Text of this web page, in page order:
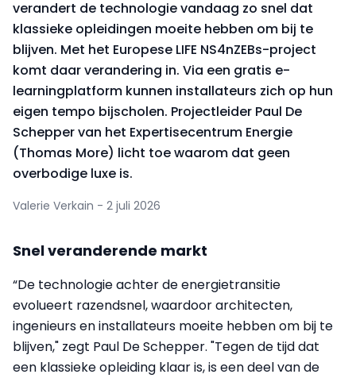
verandert de technologie vandaag zo snel dat
klassieke opleidingen moeite hebben om bij te
blijven. Met het Europese LIFE NS4nZEBs-project
komt daar verandering in. Via een gratis e-
learningplatform kunnen installateurs zich op hun
eigen tempo bijscholen. Projectleider Paul De
Schepper van het Expertisecentrum Energie
(Thomas More) licht toe waarom dat geen
overbodige luxe is.
Valerie Verkain - 2 juli 2026
Snel veranderende markt
“De technologie achter de energietransitie
evolueert razendsnel, waardoor architecten,
ingenieurs en installateurs moeite hebben om bij te
blijven," zegt Paul De Schepper. "Tegen de tijd dat
een klassieke opleiding klaar is, is een deel van de